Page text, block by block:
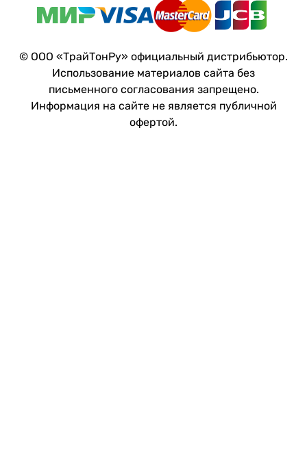
© ООО «ТрайТонРу» официальный дистрибьютор.
Использование материалов сайта без
письменного согласования запрещено.
Информация на сайте не является публичной
офертой.